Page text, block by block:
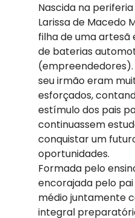
Nascida na
Larissa de Macedo
filha de uma artesã
de baterias
(empreendedores).
seu irmão eram
esforçados,
estímulo dos pais
continuassem
conquistar um
oportunidades.
Formada pelo
encorajada pelo
médio juntamente
integral